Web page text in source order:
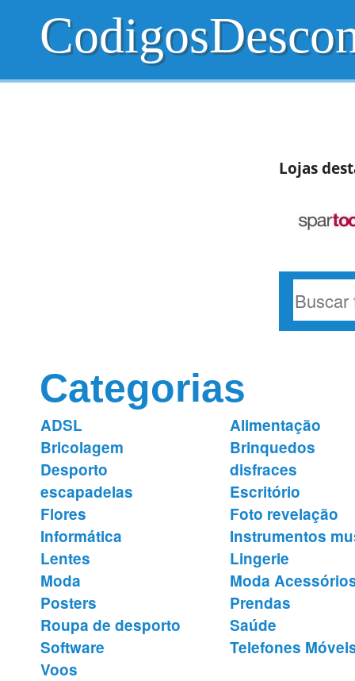
Lojas
Categorias
ADSL
Alimentação
Bricolagem
Brinquedos
Desporto
disfraces
escapadelas
Escritório
Flores
Foto revelação
Informática
Instrumentos
Lentes
Lingerie
Moda
Moda
Posters
Prendas
Roupa de desporto
Saúde
Software
Telefones
Voos